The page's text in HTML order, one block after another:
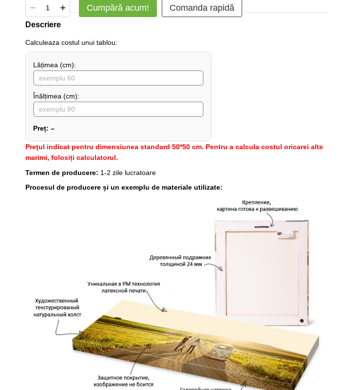
Cumpără acum! Comanda rapidă
Descriere
Сalculeaza costul unui tablou:
Lățimea (сm):
Înălțimea (cm):
Preț: –
Preţul indicat pentru dimensiunea standard 50*50 cm. Pentru a calcula costul oricarei alte
marimi, folosiți calculatorul.
Termen de producere: 1-2 zile lucratoare
Procesul de producere și un exemplu de materiale utilizate: